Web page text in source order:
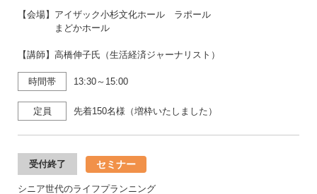
【会場】アイザック小杉文化ホール ラポール
まどかホール
【講師】高橋伸子氏（生活経済ジャーナリスト）
時間帯 13:30～15:00
定員 先着150名様（増枠いたしました）
受付終了 セミナー
シニア世代のライフプランニング